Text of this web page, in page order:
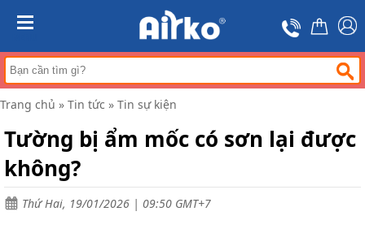
Trang
chủ
Máy
hút
ẩm
Máy
không
hòa
di
Trang chủ » Tin tức » Tin sự kiện
Tường bị ẩm mốc có sơn lại được
không?
Thứ Hai, 19/01/2026 | 09:50 GMT+7